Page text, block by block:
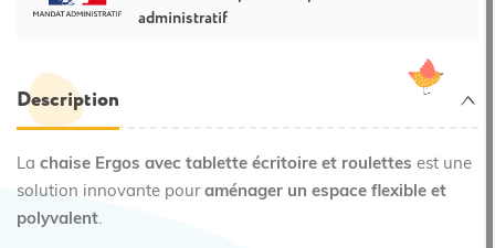
administratif
Description
La chaise Ergos avec tablette écritoire et roulettes est une
solution innovante pour aménager un espace flexible et
polyvalent.